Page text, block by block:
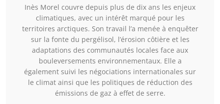
Inès Morel couvre depuis plus de dix ans les enjeux
climatiques, avec un intérêt marqué pour les
territoires arctiques. Son travail l’a menée à enquêter
sur la fonte du pergélisol, l’érosion côtière et les
adaptations des communautés locales face aux
bouleversements environnementaux. Elle a
également suivi les négociations internationales sur
le climat ainsi que les politiques de réduction des
émissions de gaz à effet de serre.